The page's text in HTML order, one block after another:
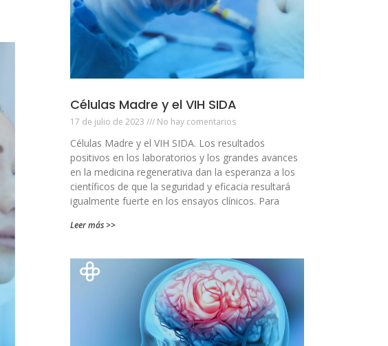
Células Madre y el VIH SIDA
17 de julio de 2023 No hay comentarios
Células Madre y el VIH SIDA. Los resultados
positivos en los laboratorios y los grandes avances
en la medicina regenerativa dan la esperanza a los
científicos de que la seguridad y eficacia resultará
igualmente fuerte en los ensayos clínicos. Para
Leer más >>